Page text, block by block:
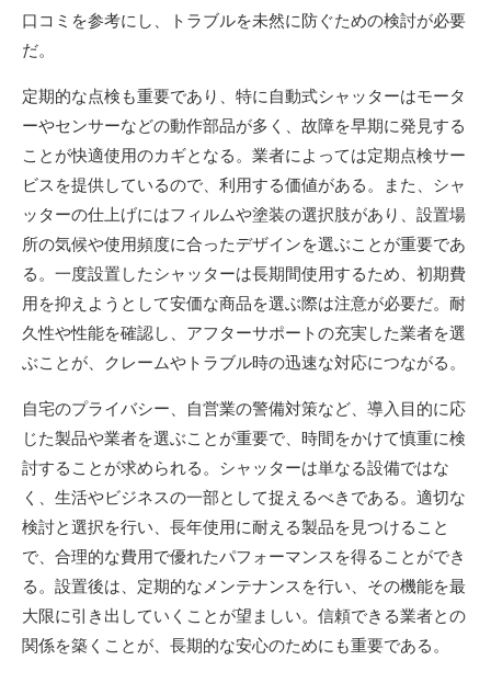
口コミを参考にし、トラブルを未然に防ぐための検討が必要
だ。
定期的な点検も重要であり、特に自動式シャッターはモータ
ーやセンサーなどの動作部品が多く、故障を早期に発見する
ことが快適使用のカギとなる。業者によっては定期点検サー
ビスを提供しているので、利用する価値がある。また、シャ
ッターの仕上げにはフィルムや塗装の選択肢があり、設置場
所の気候や使用頻度に合ったデザインを選ぶことが重要であ
る。一度設置したシャッターは長期間使用するため、初期費
用を抑えようとして安価な商品を選ぶ際は注意が必要だ。耐
久性や性能を確認し、アフターサポートの充実した業者を選
ぶことが、クレームやトラブル時の迅速な対応につながる。
自宅のプライバシー、自営業の警備対策など、導入目的に応
じた製品や業者を選ぶことが重要で、時間をかけて慎重に検
討することが求められる。シャッターは単なる設備ではな
く、生活やビジネスの一部として捉えるべきである。適切な
検討と選択を行い、長年使用に耐える製品を見つけること
で、合理的な費用で優れたパフォーマンスを得ることができ
る。設置後は、定期的なメンテナンスを行い、その機能を最
大限に引き出していくことが望ましい。信頼できる業者との
関係を築くことが、長期的な安心のためにも重要である。